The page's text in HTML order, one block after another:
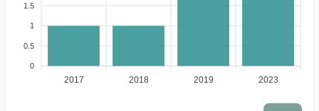
1.5
1
0.5
0
2017 2018 2019 2023